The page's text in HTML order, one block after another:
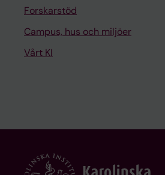
Forskarstöd
Campus, hus och miljöer
Vårt KI